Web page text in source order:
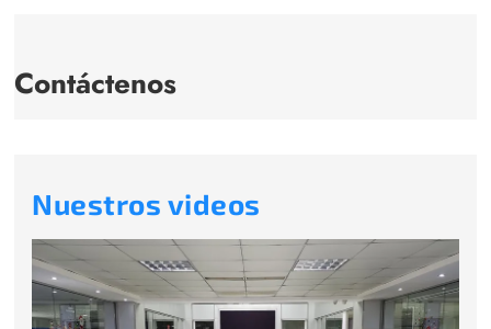
Contáctenos
Nuestros videos